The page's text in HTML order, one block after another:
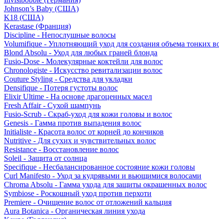
Johnson’s Baby (США)
K18 (США)
Kerastase (Франция)
Discipline - Непослушные волосы
Volumifique - Уплотняющий уход для создания объема тонких
Blond Absolu - Уход для любых граней блонда
Fusio-Dose - Молекулярные коктейли для волос
Chronologiste - Искусство ревитализации волос
Couture Styling - Средства для укладки
Densifique - Потеря густоты волос
Elixir Ultime - На основе драгоценных масел
Fresh Affair - Сухой шампунь
Fusio-Scrub - Скраб-уход для кожи головы и волос
Genesis - Гамма против выпадения волос
Initialiste - Красота волос от корней до кончиков
Nutritive - Для сухих и чувствительных волос
Resistance - Восстановление волос
Soleil - Защита от солнца
Specifique - Несбалансированное состояние кожи головы
Curl Manifesto - Уход за кудрявыми и вьющимися волосами
Chroma Absolu - Гамма ухода для защиты окрашенных волос
Symbiose - Роскошный уход против перхоти
Premiere - Очищение волос от отложений кальция
Aura Botanica - Органическая линия ухода